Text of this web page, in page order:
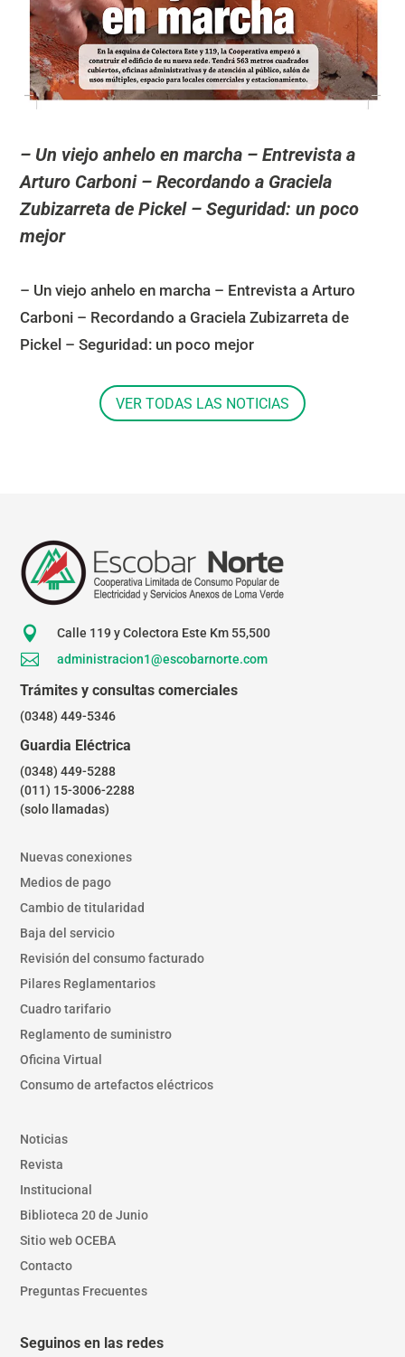
– Un viejo anhelo en marcha – Entrevista a
Arturo Carboni – Recordando a Graciela
Zubizarreta de Pickel – Seguridad: un poco
mejor
– Un viejo anhelo en marcha – Entrevista a Arturo
Carboni – Recordando a Graciela Zubizarreta de
Pickel – Seguridad: un poco mejor
VER TODAS LAS NOTICIAS
 Calle 119 y Colectora Este Km 55,500
 administracion1@escobarnorte.com
Trámites y consultas comerciales
(0348) 449-5346
Guardia Eléctrica
(0348) 449-5288
(011) 15-3006-2288
(solo llamadas)
Nuevas conexiones
Medios de pago
Cambio de titularidad
Baja del servicio
Revisión del consumo facturado
Pilares Reglamentarios
Cuadro tarifario
Reglamento de suministro
Oficina Virtual
Consumo de artefactos eléctricos
Noticias
Revista
Institucional
Biblioteca 20 de Junio
Sitio web OCEBA
Contacto
Preguntas Frecuentes
Seguinos en las redes